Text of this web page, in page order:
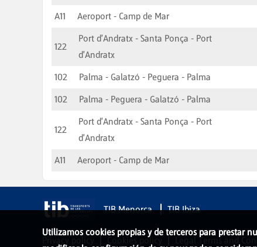
A11 Aeroport - Camp de Mar
122
Port d'Andratx - Santa Ponça - Port
d'Andratx
102 Palma - Galatzó - Peguera - Palma
102
Palma - Peguera - Galatzó - Palma
122
Port d'Andratx - Santa Ponça - Port
d'Andratx
A11 Aeroport - Camp de Mar
Utilizamos cookies propias y de terceros para prestar
TIB Menorca TIB Ibiza
Cookies policy Legal Terms and